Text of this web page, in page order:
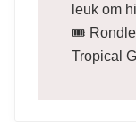
leuk om
🎟️
Tropical